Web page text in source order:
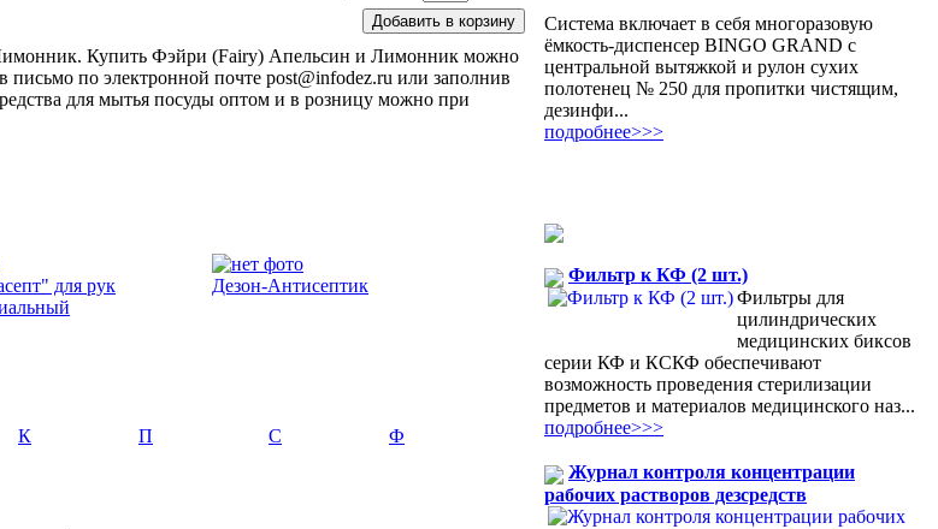
Купить Фэйри (Fairy) Апельсин и Лимонник можно
по электронной почте post@infodez.ru или заполнив
для мытья посуды оптом и в розницу можно при
для рук
Дезон-Антисептик
К П С Ф
Система включает в себя многоразовую
ёмкость-диспенсер BINGO GRAND с
центральной вытяжкой и рулон сухих
полотенец № 250 для пропитки чистящим,
дезинфи...
подробнее>>>
Фильтр к КФ (2 шт.)
Фильтры для
цилиндрических
медицинских биксов
серии КФ и КСКФ обеспечивают
возможность проведения стерилизации
предметов и материалов медицинского наз...
подробнее>>>
Журнал контроля концентрации
рабочих растворов дезсредств